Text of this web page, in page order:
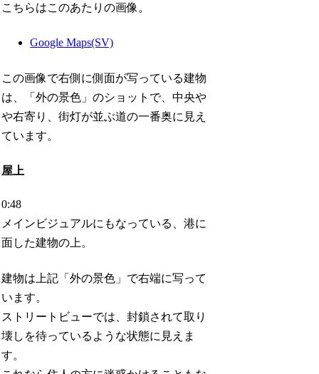
こちらはこのあたりの画像。
Google Maps(SV)
この画像で右側に側面が写っている建物
は、「外の景色」のショットで、中央や
や右寄り、街灯が並ぶ道の一番奥に見え
ています。
屋上
0:48
メインビジュアルにもなっている、港に
面した建物の上。
建物は上記「外の景色」で右端に写って
います。
ストリートビューでは、封鎖されて取り
壊しを待っているような状態に見えま
す。